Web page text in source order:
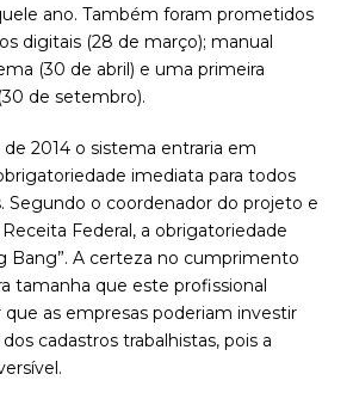
ano. Também foram prometidos
digitais (28 de março); manual
(30 de abril) e uma primeira
de setembro).
2014 o sistema entraria em
imediata para todos
Segundo o coordenador do projeto e
Federal, a obrigatoriedade
Bang”. A certeza no cumprimento
tamanha que este profissional
que as empresas poderiam investir
cadastros trabalhistas, pois a